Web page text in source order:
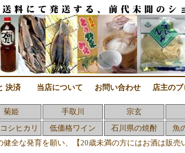
決済 当店について お問い合わせ 店主のブ
菊姫 手取川 宗玄
シヒカリ 低価格ワイン 石川県の焼酎 魚
健全な発育を願い、【20歳未満の方にはお酒は販売